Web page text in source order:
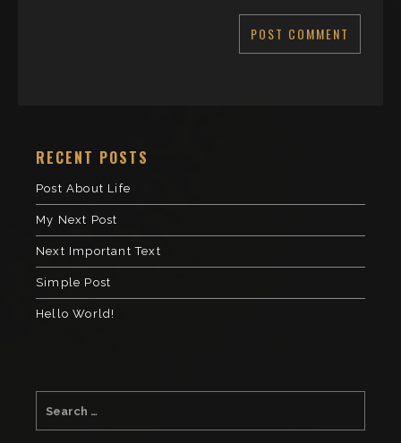
RECENT POSTS
Post About Life
My Next Post
Next Important Text
Simple Post
Hello World!